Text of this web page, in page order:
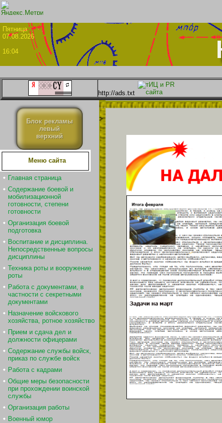
07.08.2026
16:04
http://ads.txt
Блок рекламы
левый
верхний
Меню сайта
Главная страница
Содержание боевой и
мобилизационной
готовности, степени
готовности
Организация боевой
подготовка
Воспитание и дисциплина.
Непосредственные вопросы
дисциплины
Техника роты и вооружение
роты
Работа с документами, в
частности с секретными
документами
Назначение войскового
хозяйства, ротное хозяйство
Прием и сдача дел и
должности офицерами
Содержание службы войск,
приказ по службе войск
Работа с кадрами
Общие меры безопасности
при прохождении воинской
службы
Организация работы
Военный юмор
>